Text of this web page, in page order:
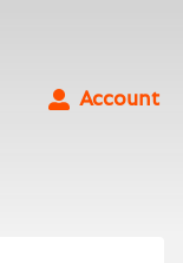
Account